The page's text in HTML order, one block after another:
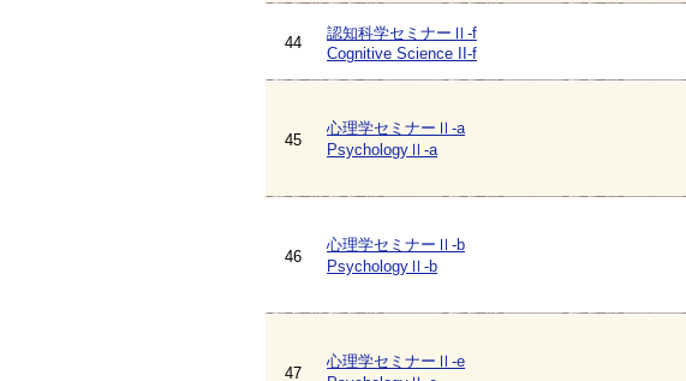
44
認知科学セミナーⅡ-f
Cognitive Science II-f
45
心理学セミナーⅡ-a
PsychologyⅡ-a
46
心理学セミナーⅡ-b
PsychologyⅡ-b
47
心理学セミナーⅡ-e